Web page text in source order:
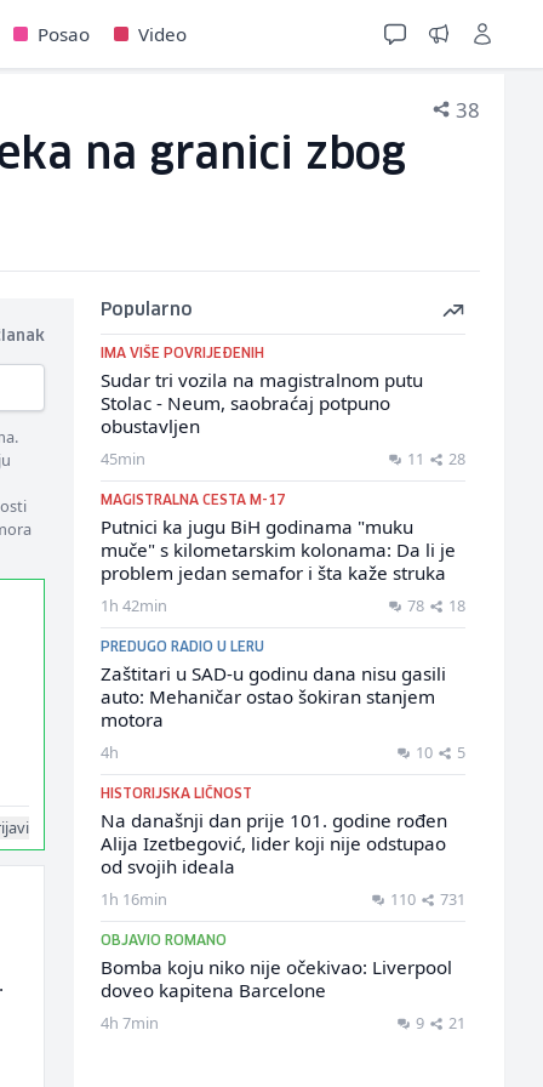
Posao Video
38
na granici zbog
Popularno
IMA VIŠE POVRIJEĐENIH
Sudar tri vozila na magistralnom putu
Stolac - Neum, saobraćaj potpuno
obustavljen
45min 11 28
MAGISTRALNA CESTA M-17
Putnici ka jugu BiH godinama "muku
muče" s kilometarskim kolonama: Da li je
problem jedan semafor i šta kaže struka
1h 42min 78 18
PREDUGO RADIO U LERU
Zaštitari u SAD-u godinu dana nisu gasili
auto: Mehaničar ostao šokiran stanjem
motora
4h 10 5
HISTORIJSKA LIČNOST
Na današnji dan prije 101. godine rođen
Alija Izetbegović, lider koji nije odstupao
od svojih ideala
1h 16min 110 731
OBJAVIO ROMANO
Bomba koju niko nije očekivao: Liverpool
doveo kapitena Barcelone
4h 7min 9 21